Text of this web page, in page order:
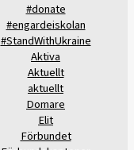
#donate
#engardeiskolan
#StandWithUkraine
Aktiva
Aktuellt
aktuellt
Domare
Elit
Förbundet